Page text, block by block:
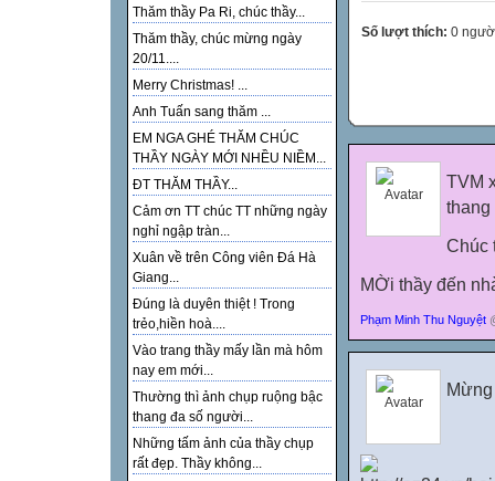
Thăm thầy Pa Ri, chúc thầy...
Thăm thầy, chúc mừng ngày
20/11....
Merry Christmas! ...
Anh Tuấn sang thăm ...
EM NGA GHÉ THĂM CHÚC
THẦY NGÀY MỚI NHỀU NIỀM...
ĐT THĂM THẦY...
Cảm ơn TT chúc TT những ngày
nghỉ ngập tràn...
Xuân về trên Công viên Đá Hà
Giang...
Đúng là duyên thiệt ! Trong
trẻo,hiền hoà....
Vào trang thầy mấy lần mà hôm
nay em mới...
Thường thì ảnh chụp ruộng bậc
thang đa số người...
Những tấm ảnh của thầy chụp
rất đẹp. Thầy không...
Số lượt thích: 0
TVM
thang
Chúc
MỜi thầy đến
Phạm Minh Thu Nguyệt